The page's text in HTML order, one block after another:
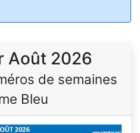
Août 2026
de semaines
Bleu